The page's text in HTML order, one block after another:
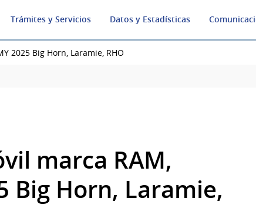
Trámites y Servicios Datos y Estadísticas
2025 Big Horn, Laramie, RHO
marca RAM,
Big Horn, Laramie,